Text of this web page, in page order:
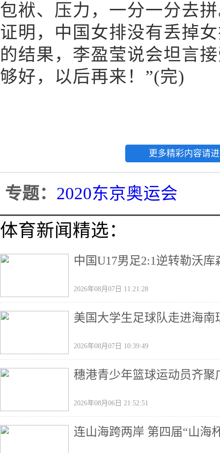
包袱、压力，一分一分去
证明，中国女排没有丢掉
的结果，李盈莹说会坦言
够好，以后再来！”(完)
更多精彩内容请
专题： 2020东京奥运会
体育新闻精选：
中国U17男足2:1逆转勒沃
2026年08月07日 11:21:28
美国大学生足球队走进海
2026年08月07日 10:39:49
穗港青少年篮球运动员齐聚
2026年08月06日 21:52:51
连山海跨两岸 第四届“山海